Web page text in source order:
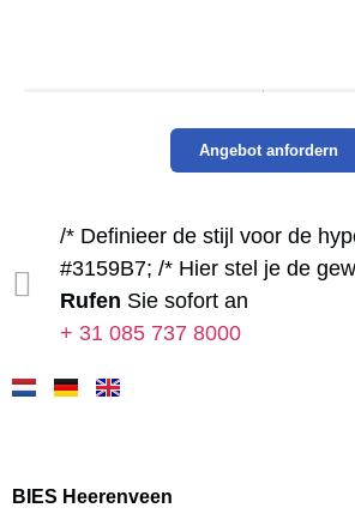
Angebot anfordern
/* Definieer de stijl voor de
#3159B7; /* Hier stel je de
Rufen Sie sofort an
+ 31 085 737 8000
BIES Heerenveen